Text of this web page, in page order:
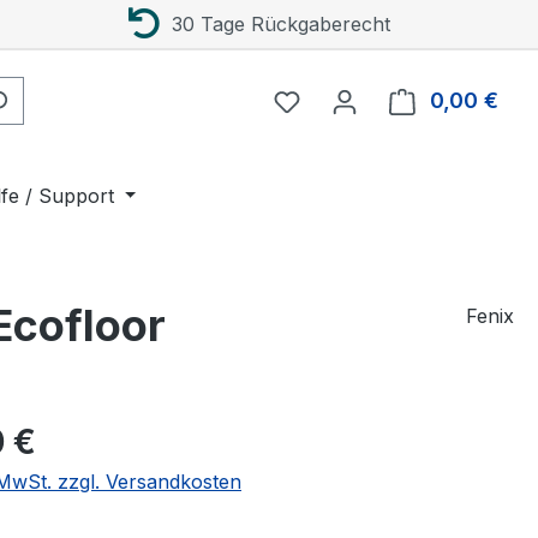
30 Tage Rückgaberecht
0,00 €
/ Support
Fenix
€
zzgl. Versandkosten